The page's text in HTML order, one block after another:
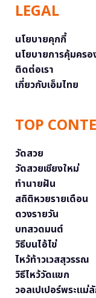
LEGAL
นโยบายคุกกี้
นโยบายการคุ้มคร
ติดต่อเรา
เกี่ยวกับเอ็มไทย
TOP
วัดสวย
วัดสวยเชียงใหม่
ทำนายฝัน
สถิติหวยรายเดือน
ดวงรายวัน
บทสวดมนต์
วิธีบนไอ้ไข่
ไหว้ท้าวเวสสุวรรณ
วิธีไหว้วัดแขก
วอลเปเปอร์พระแม่